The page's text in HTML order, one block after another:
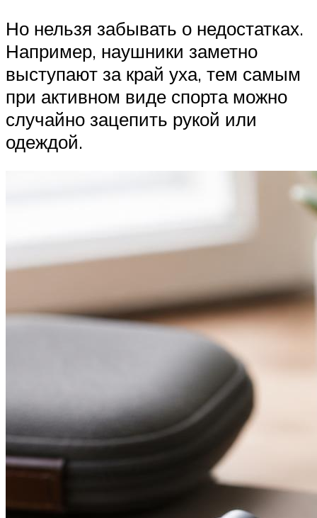
Но нельзя забывать о недостатках.
Например, наушники заметно
выступают за край уха, тем самым
при активном виде спорта можно
случайно зацепить рукой или
одеждой.